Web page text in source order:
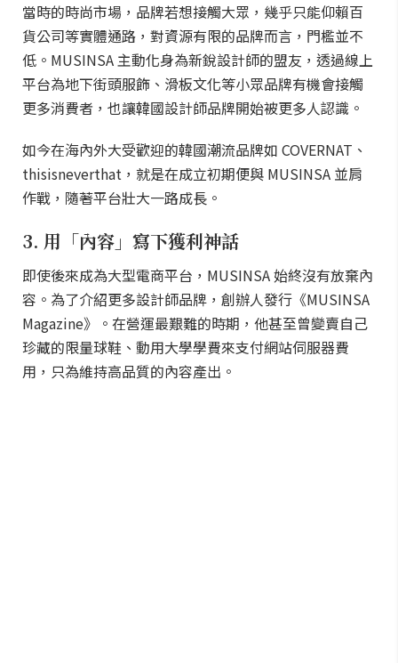
當時的時尚市場，品牌若想接觸大眾，幾乎只能仰賴百
貨公司等實體通路，對資源有限的品牌而言，門檻並不
低。MUSINSA 主動化身為新銳設計師的盟友，透過線上
平台為地下街頭服飾、滑板文化等小眾品牌有機會接觸
更多消費者，也讓韓國設計師品牌開始被更多人認識。
如今在海內外大受歡迎的韓國潮流品牌如 COVERNAT、
thisisneverthat，就是在成立初期便與 MUSINSA 並肩
作戰，隨著平台壯大一路成長。
3. 用「內容」寫下獲利神話
即使後來成為大型電商平台，MUSINSA 始終沒有放棄內
容。為了介紹更多設計師品牌，創辦人發行《MUSINSA
Magazine》。在營運最艱難的時期，他甚至曾變賣自己
珍藏的限量球鞋、動用大學學費來支付網站伺服器費
用，只為維持高品質的內容產出。